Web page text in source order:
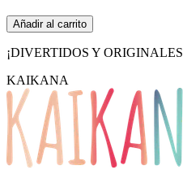
Añadir al carrito
¡DIVERTIDOS Y ORIGINALES
KAIKANA